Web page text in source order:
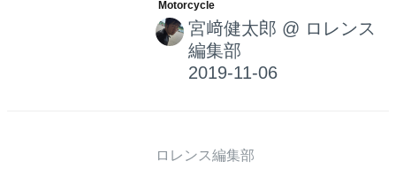
トリートファイターモデルの
名前と、その登場時期が明ら
かになりました。デビューは
2021年モデルとして2020年の
た！ その走りっぷりを、プロ
宮﨑健太郎 @ ロレンス
編集部
ロレンス編集部